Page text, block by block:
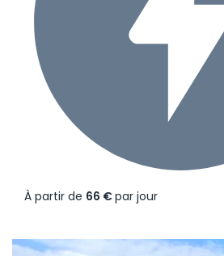
À partir de 66 €par jour